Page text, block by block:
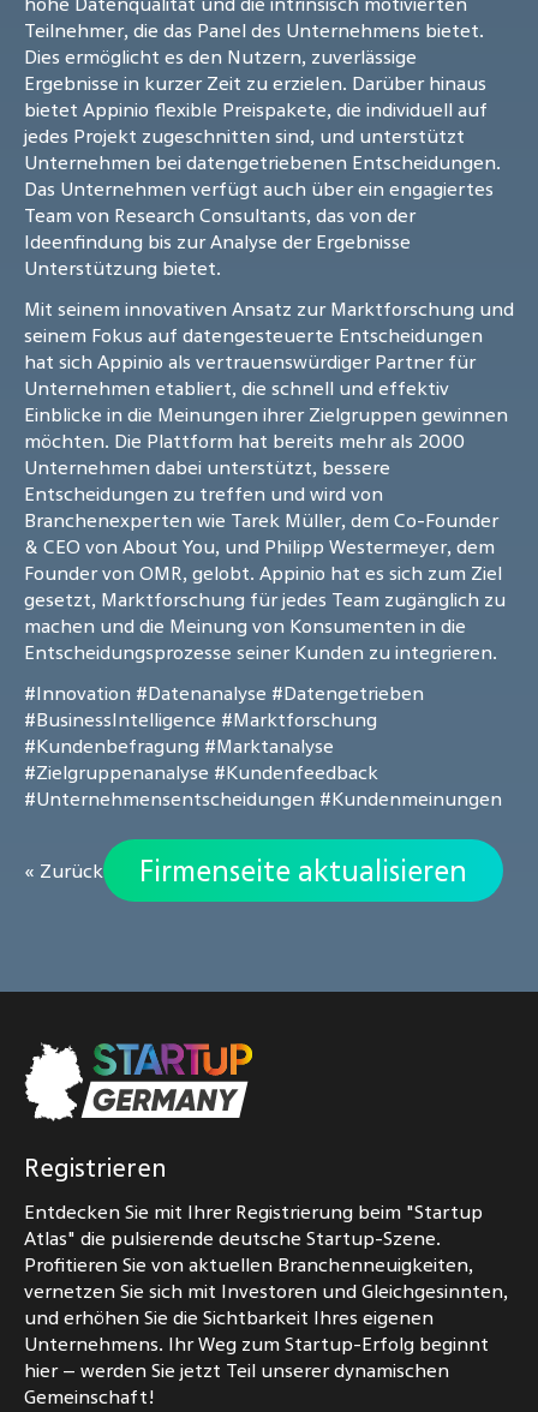
Teilnehmer, die das Panel des Unternehmens bietet.
Dies ermöglicht es den Nutzern, zuverlässige
Ergebnisse in kurzer Zeit zu erzielen. Darüber hinaus
bietet Appinio flexible Preispakete, die individuell auf
jedes Projekt zugeschnitten sind, und unterstützt
Unternehmen bei datengetriebenen Entscheidungen.
Das Unternehmen verfügt auch über ein engagiertes
Team von Research Consultants, das von der
Ideenfindung bis zur Analyse der Ergebnisse
Unterstützung bietet.
Mit seinem innovativen Ansatz zur Marktforschung und
seinem Fokus auf datengesteuerte Entscheidungen
hat sich Appinio als vertrauenswürdiger Partner für
Unternehmen etabliert, die schnell und effektiv
Einblicke in die Meinungen ihrer Zielgruppen gewinnen
möchten. Die Plattform hat bereits mehr als 2000
Unternehmen dabei unterstützt, bessere
Entscheidungen zu treffen und wird von
Branchenexperten wie Tarek Müller, dem Co-Founder
& CEO von About You, und Philipp Westermeyer, dem
Founder von OMR, gelobt. Appinio hat es sich zum Ziel
gesetzt, Marktforschung für jedes Team zugänglich zu
machen und die Meinung von Konsumenten in die
Entscheidungsprozesse seiner Kunden zu integrieren.
#Innovation #Datenanalyse #Datengetrieben
#BusinessIntelligence #Marktforschung
#Kundenbefragung #Marktanalyse
#Zielgruppenanalyse #Kundenfeedback
#Unternehmensentscheidungen #Kundenmeinungen
« Zurück Firmenseite aktualisieren
Registrieren
Entdecken Sie mit Ihrer Registrierung beim "Startup
Atlas" die pulsierende deutsche Startup-Szene.
Profitieren Sie von aktuellen Branchenneuigkeiten,
vernetzen Sie sich mit Investoren und Gleichgesinnten,
und erhöhen Sie die Sichtbarkeit Ihres eigenen
Unternehmens. Ihr Weg zum Startup-Erfolg beginnt
hier – werden Sie jetzt Teil unserer dynamischen
Gemeinschaft!